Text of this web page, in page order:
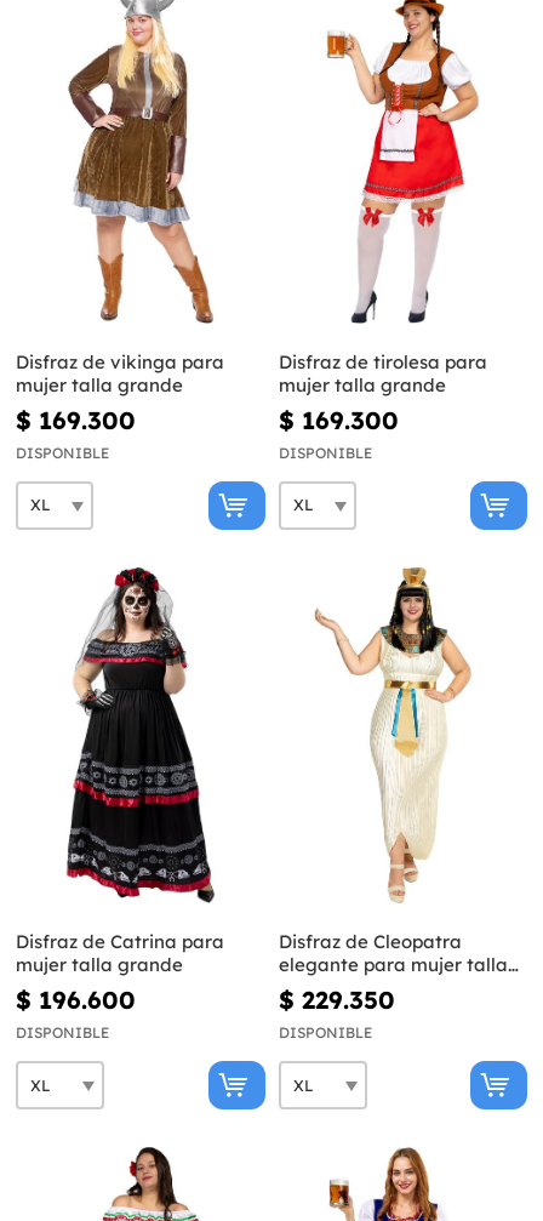
Disfraz de vikinga para
mujer talla grande
$ 169.300
DISPONIBLE
Disfraz de tirolesa para
mujer talla grande
$ 169.300
DISPONIBLE
Disfraz de Catrina para
mujer talla grande
$ 196.600
DISPONIBLE
Disfraz de Cleopatra
elegante para mujer talla
grande
$ 229.350
DISPONIBLE